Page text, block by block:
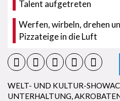
Talent aufgetreten
Werfen, wirbeln, drehen
Pizzateige in die Luft
WELT- UND KULTUR-
UNTERHALTUNG,